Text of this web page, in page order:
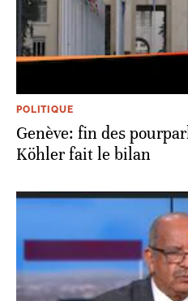
POLITIQUE
Genève: fin des
Köhler fait le bilan